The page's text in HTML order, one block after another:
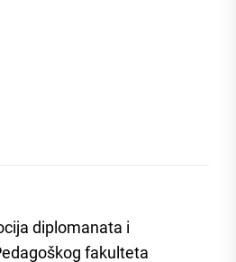
diplomanata i
fakulteta